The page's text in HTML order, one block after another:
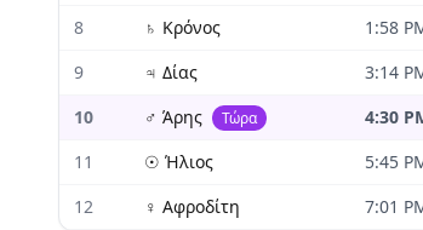
8
♄ Κρόνος 1:58
9
♃ Δίας 3:14
10
♂ Άρης Τώρα 4:30
11
☉ Ήλιος 5:45
12
♀ Αφροδίτη 7:01